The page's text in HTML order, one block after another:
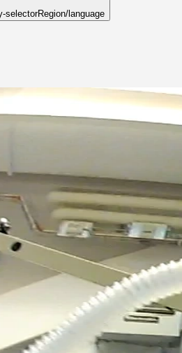
selectorRegion/language